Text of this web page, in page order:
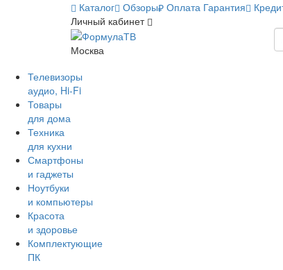
Каталог Обзоры Оплата Гарантия
Личный кабинет
Москва
Телевизоры
аудио, Hi-Fi
Товары
для дома
Техника
для кухни
Смартфоны
и гаджеты
Ноутбуки
и компьютеры
Красота
и здоровье
Комплектующие
ПК